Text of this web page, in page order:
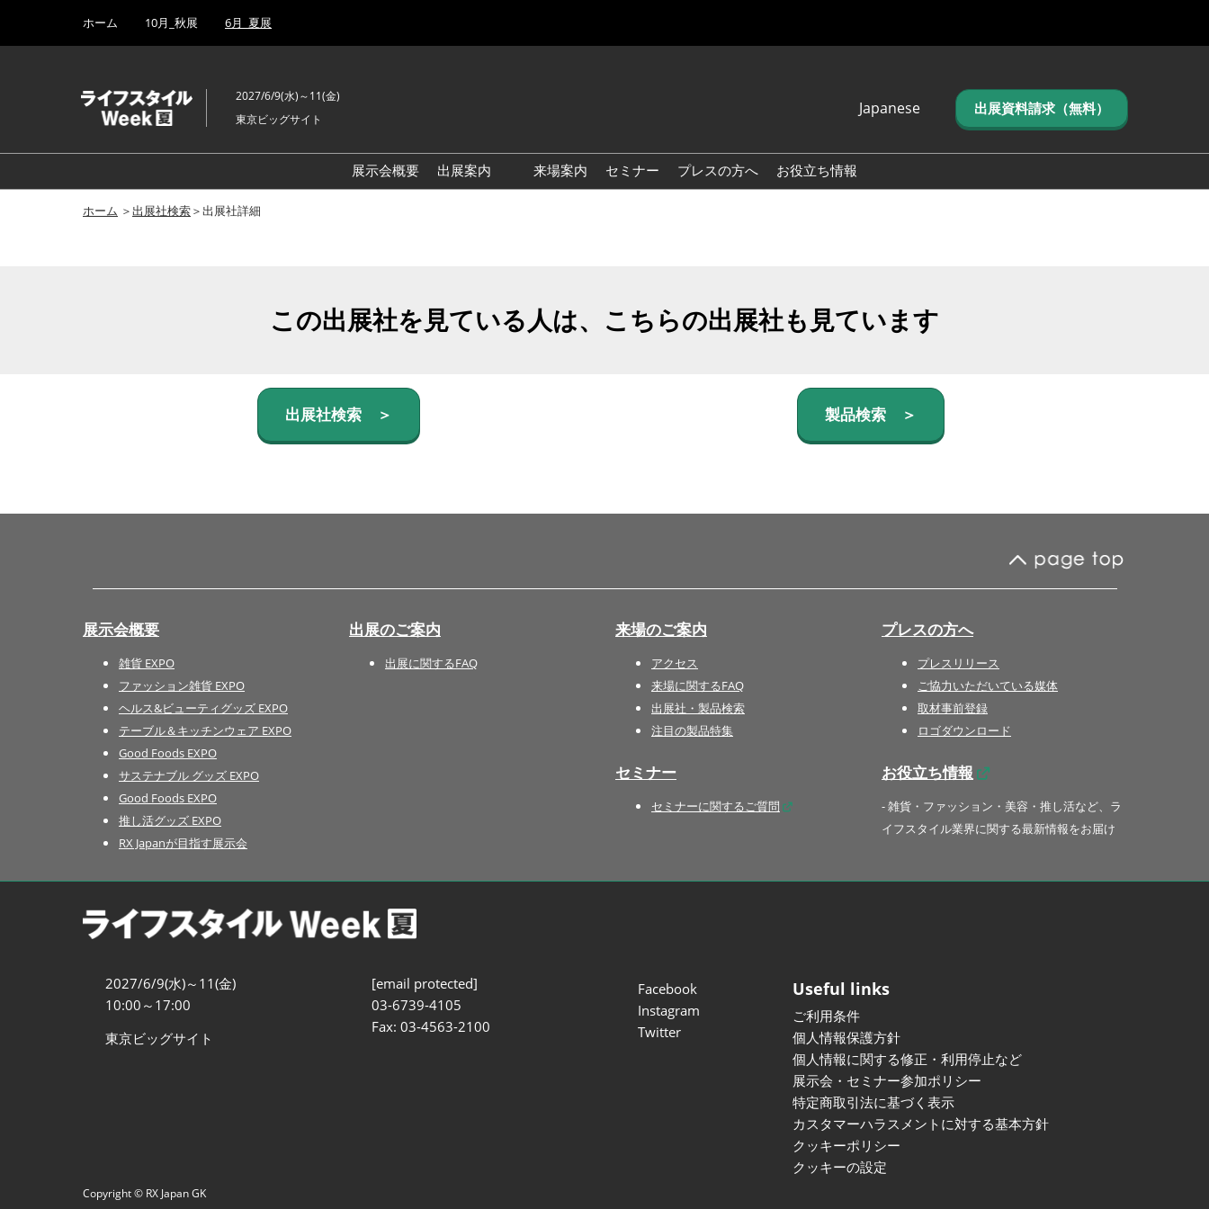
キ
し
to
ホーム 10月_秋展 6月_夏展
2027/6/9(水)～11(金)
東京ビッグサイト
Japanese
English
简体中文
出展資料請求（無料）
展示会概要
出展案内
国際 ヘルス＆ビューティグ
ッズ EXPO
来場案内 セミナー プレスの方へ お役立ち情報
ホーム ＞出展社検索＞出展社詳細
この出展社を見ている人は、こちらの出展社も見ています
出展社検索 ＞ 製品検索 ＞
展示会概要
雑貨 EXPO
ファッション雑貨 EXPO
ヘルス&ビューティグッズ EXPO
テーブル＆キッチンウェア EXPO
Good Foods EXPO
サステナブル グッズ EXPO
Good Foods EXPO
推し活グッズ EXPO
RX Japanが目指す展示会
出展のご案内
出展に関するFAQ
来場のご案内
アクセス
来場に関するFAQ
出展社・製品検索
注目の製品特集
セミナー
セミナーに関するご質問
プレスの方へ
プレスリリース
ご協力いただいている媒体
取材事前登録
ロゴダウンロード
お役立ち情報
- 雑貨・ファッション・美容・推し活など、ラ
イフスタイル業界に関する最新情報をお届け
2027/6/9(水)～11(金)
10:00～17:00
東京ビッグサイト
[email protected]
03-6739-4105
Fax: 03-4563-2100
Facebook
Instagram
Twitter
Useful links
ご利用条件
個人情報保護方針
個人情報に関する修正・利用停止など
展示会・セミナー参加ポリシー
特定商取引法に基づく表示
カスタマーハラスメントに対する基本方針
クッキーポリシー
クッキーの設定
Copyright © RX Japan GK